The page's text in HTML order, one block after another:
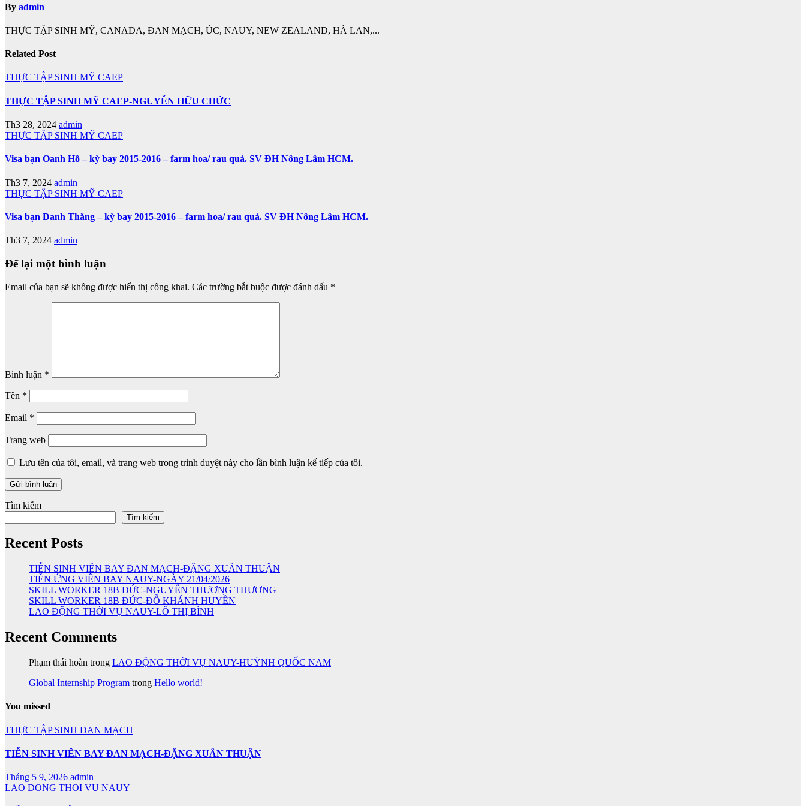
By admin
THỰC TẬP SINH MỸ, CANADA, ĐAN MẠCH, ÚC, NAUY, NEW ZEALAND, HÀ LAN,...
Related Post
THỰC TẬP SINH MỸ CAEP
THỰC TẬP SINH MỸ CAEP-NGUYỄN HỮU CHỨC
Th3 28, 2024 admin
THỰC TẬP SINH MỸ CAEP
Visa bạn Oanh Hồ – kỳ bay 2015-2016 – farm hoa/ rau quả. SV ĐH Nông Lâm HCM.
Th3 7, 2024 admin
THỰC TẬP SINH MỸ CAEP
Visa bạn Danh Thắng – kỳ bay 2015-2016 – farm hoa/ rau quả. SV ĐH Nông Lâm HCM.
Th3 7, 2024 admin
Để lại một bình luận
Email của bạn sẽ không được hiển thị công khai. Các trường bắt buộc được đánh dấu *
Bình luận *
Tên *
Email *
Trang web
Lưu tên của tôi, email, và trang web trong trình duyệt này cho lần bình luận kế tiếp của tôi.
Tìm kiếm
Tìm kiếm
Recent Posts
TIỄN SINH VIÊN BAY ĐAN MẠCH-ĐẶNG XUÂN THUẬN
TIỄN ỨNG VIÊN BAY NAUY-NGÀY 21/04/2026
SKILL WORKER 18B ĐỨC-NGUYỄN THƯƠNG THƯƠNG
SKILL WORKER 18B ĐỨC-ĐỖ KHÁNH HUYỀN
LAO ĐỘNG THỜI VỤ NAUY-LÔ THỊ BÌNH
Recent Comments
Phạm thái hoàn trong LAO ĐỘNG THỜI VỤ NAUY-HUỲNH QUỐC NAM
Global Internship Program trong Hello world!
You missed
THỰC TẬP SINH ĐAN MẠCH
TIỄN SINH VIÊN BAY ĐAN MẠCH-ĐẶNG XUÂN THUẬN
Tháng 5 9, 2026 admin
LAO DONG THOI VU NAUY